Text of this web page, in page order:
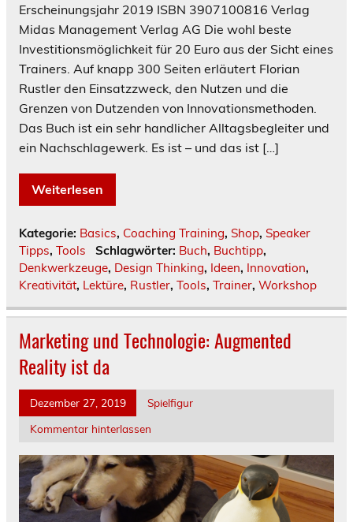
Erscheinungsjahr 2019 ISBN 3907100816 Verlag
Midas Management Verlag AG Die wohl beste
Investitionsmöglichkeit für 20 Euro aus der Sicht eines
Trainers. Auf knapp 300 Seiten erläutert Florian
Rustler den Einsatzzweck, den Nutzen und die
Grenzen von Dutzenden von Innovationsmethoden.
Das Buch ist ein sehr handlicher Alltagsbegleiter und
ein Nachschlagewerk. Es ist – und das ist […]
Weiterlesen
Kategorie: Basics, Coaching Training, Shop, Speaker
Tipps, Tools Schlagwörter: Buch, Buchtipp,
Denkwerkzeuge, Design Thinking, Ideen, Innovation,
Kreativität, Lektüre, Rustler, Tools, Trainer, Workshop
Marketing und Technologie: Augmented
Reality ist da
Dezember 27, 2019
Spielfigur
Kommentar hinterlassen